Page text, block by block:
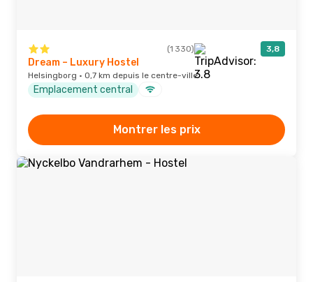
(1 330) 3,8
Dream – Luxury Hostel
Helsingborg · 0,7 km depuis le centre-ville
Emplacement central
Montrer les prix